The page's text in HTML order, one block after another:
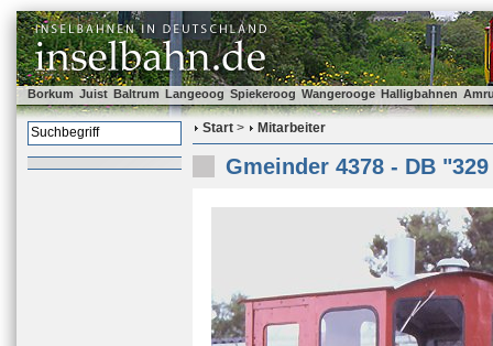
Borkum Juist Baltrum Langeoog Spiekeroog Wangerooge Halligbahnen
Start > Mitarbeiter
Gmeinder 4378 - DB